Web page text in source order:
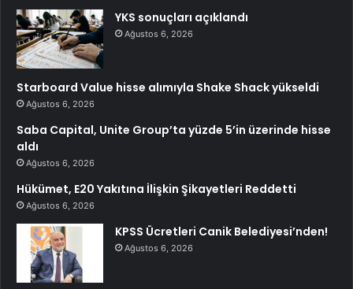
YKS sonuçları açıklandı
Ağustos 6, 2026
Starboard Value hisse alımıyla Shake Shack yükseldi
Ağustos 6, 2026
Saba Capital, Unite Group’ta yüzde 5’in üzerinde hisse
aldı
Ağustos 6, 2026
Hükümet, E20 Yakıtına İlişkin Şikayetleri Reddetti
Ağustos 6, 2026
KPSS Ücretleri Canik Belediyesi’nden!
Ağustos 6, 2026